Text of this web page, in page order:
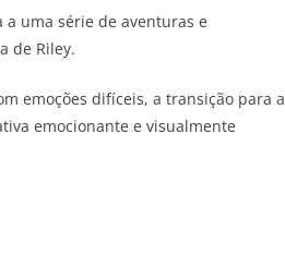
uma série de aventuras e
de Riley.
emoções difíceis, a transição para a
emocionante e visualmente